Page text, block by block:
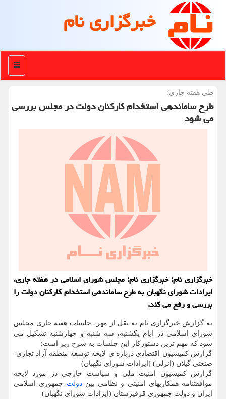
خبرگزاری نام
منو
طی هفته جاری؛
طرح ساماندهی استخدام کارکنان دولت در مجلس بررسی
می شود
خبرگزاری نام: خبرگزاری نام: مجلس شورای اسلامی در هفته جاری،
ایرادات شورای نگهبان به طرح ساماندهی استخدام کارکنان دولت را
بررسی و رفع می کند.
به گزارش خبرگزاری نام به نقل از مهر، جلسات هفته جاری مجلس
شورای اسلامی در ایام یکشنبه، سه شنبه و چهارشنبه تشکیل می
شود که مهم ترین دستورکار این جلسات به شرح زیر است:
گزارش کمیسیون اقتصادی درباره ی لایحه توسعه منطقه آزاد تجاری-
صنعتی گیلان (انزلی) (ایرادات شورای نگهبان)
گزارش کمیسیون امنیت ملی و سیاست خارجی در مورد لایحه
موافقتنامه همکاریهای امنیتی و نظامی بیندولت جمهوری اسلامی
ایران و دولت جمهوری قرقیزستان (ایرادات شورای نگهبان)